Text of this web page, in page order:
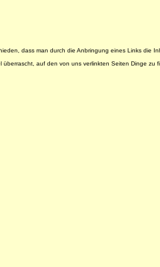
dass man durch die Anbringung eines Links
auf den von uns verlinkten Seiten Dinge